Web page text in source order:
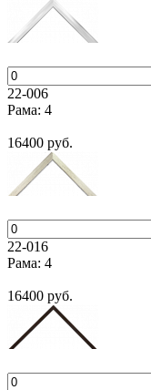
22-006
Рама: 4
16400 руб.
22-016
Рама: 4
16400 руб.